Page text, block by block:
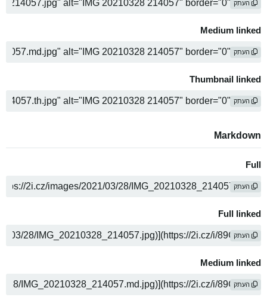
העתק
Medium linked
העתק
Thumbnail linked
העתק
Markdown
Full
העתק
Full linked
העתק
Medium linked
העתק